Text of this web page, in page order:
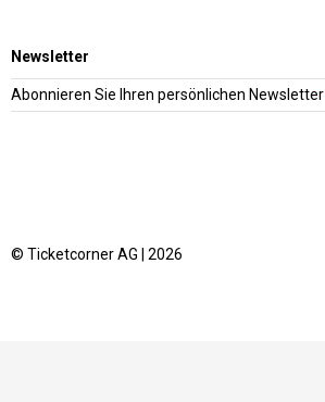
Newsletter
Abonnieren Sie Ihren persönlichen Newsletter
© Ticketcorner AG | 2026